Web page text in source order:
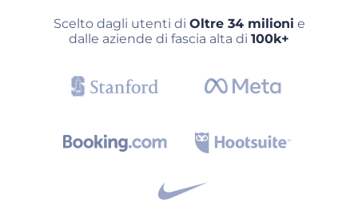
Scelto dagli utenti di Oltre 34 milioni e
dalle aziende di fascia alta di 100k+